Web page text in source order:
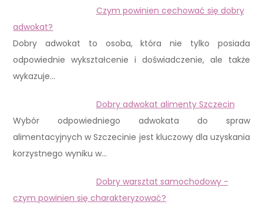
Czym powinien cechować się dobry
adwokat?
Dobry adwokat to osoba, która nie tylko posiada
odpowiednie wykształcenie i doświadczenie, ale także
wykazuje…
Dobry adwokat alimenty Szczecin
Wybór odpowiedniego adwokata do spraw
alimentacyjnych w Szczecinie jest kluczowy dla uzyskania
korzystnego wyniku w…
Dobry warsztat samochodowy -
czym powinien się charakteryzować?